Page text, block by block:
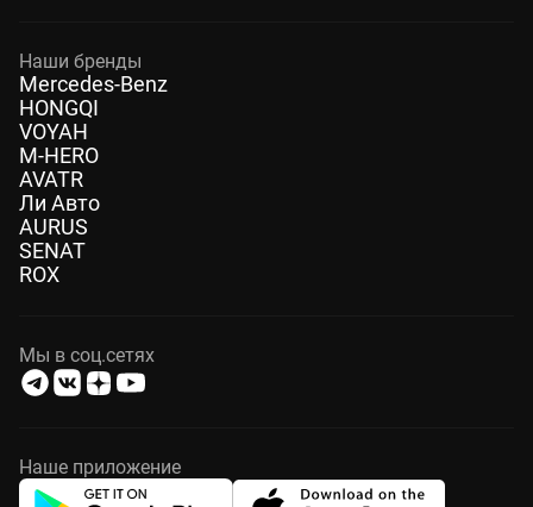
Наши бренды
Mercedes-Benz
HONGQI
VOYAH
M-HERO
AVATR
Ли Авто
AURUS
SENAT
ROX
Мы в соц.сетях
Наше приложение